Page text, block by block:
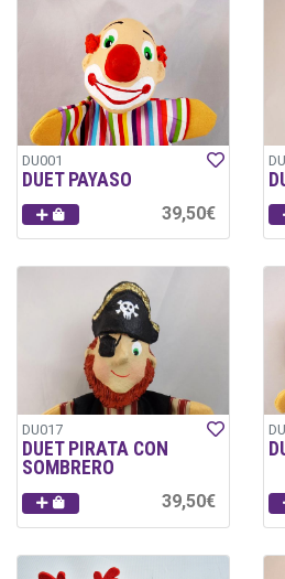
DU001
DUET PAYASO
39,50€
DU017
DUET PIRATA CON
SOMBRERO
39,50€